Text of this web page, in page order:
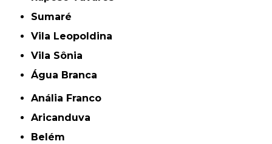
Sumaré
Vila Leopoldina
Vila Sônia
Água Branca
Anália Franco
Aricanduva
Belém